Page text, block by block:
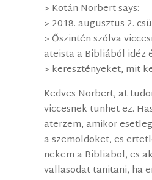
> Kotán Norbert says:
> 2018. augusztus 2.
> Őszintén szólva
ateista a Bibliából idéz
> keresztényeket, mit
Kedves Norbert, at
viccesnek tunhet ez.
aterzem, amikor
a szemoldoket, es
nekem a Bibliabol, es
vallasodat tanitani, ha